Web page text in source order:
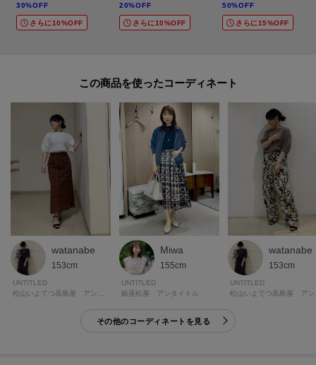
30%OFF
さらに10%OFF
20%OFF
さらに10%OFF
50%OFF
さらに15%OFF
この商品を使った
watanabe
153cm
UNTITLED
Miwa
155cm
UNTITLED
銀座松屋 アンタイトル
watanabe
153cm
UNTITLED
その他のコーディネートを見る